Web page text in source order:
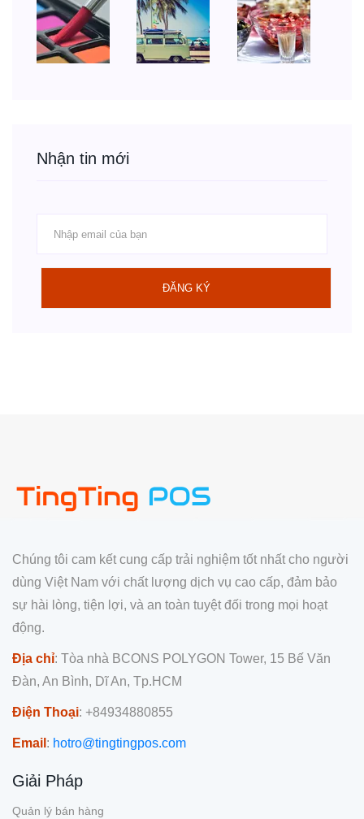
Nhận tin mới
ĐĂNG KÝ
Chúng tôi cam kết cung cấp trải nghiệm tốt nhất cho người
dùng Việt Nam với chất lượng dịch vụ cao cấp, đảm bảo
sự hài lòng, tiện lợi, và an toàn tuyệt đối trong mọi hoạt
động.
Địa chỉ: Tòa nhà BCONS POLYGON Tower, 15 Bế Văn
Đàn, An Bình, Dĩ An, Tp.HCM
Điện Thoại: +84934880855
Email : hotro@tingtingpos.com
Giải Pháp
Quản lý bán hàng